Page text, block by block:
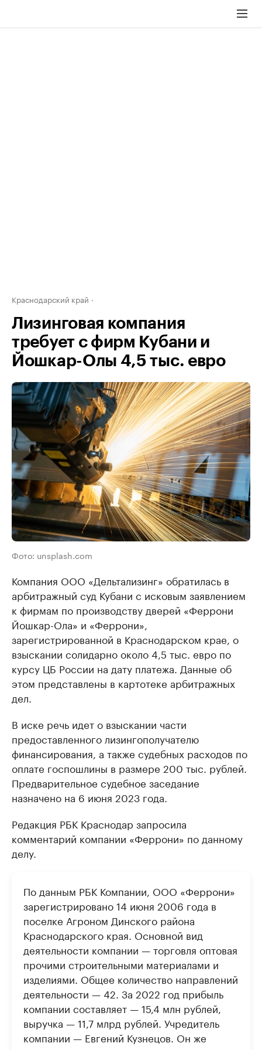
Краснодарский край
Лизинговая компания
требует с фирм Кубани и
Йошкар-Олы 4,5 тыс. евро
Фото: unsplash.com
Компания ООО «Дельтализинг» обратилась в
арбитражный суд Кубани с исковым заявлением
к фирмам по производству дверей «Феррони
Йошкар-Ола» и «Феррони»,
зарегистрированной в Краснодарском крае, о
взыскании солидарно около 4,5 тыс. евро по
курсу ЦБ России на дату платежа. Данные об
этом представлены в картотеке арбитражных
дел.
В иске речь идет о взыскании части
предоставленного лизингополучателю
финансирования, а также судебных расходов по
оплате госпошлины в размере 200 тыс. рублей.
Предварительное судебное заседание
назначено на 6 июня 2023 года.
Редакция РБК Краснодар запросила
комментарий компании «Феррони» по данному
делу.
По данным РБК Компании, ООО «Феррони»
зарегистрировано 14 июня 2006 года в
поселке Агроном Динского района
Краснодарского края. Основной вид
деятельности компании — торговля оптовая
прочими строительными материалами и
изделиями. Общее количество направлений
деятельности — 42. За 2022 год прибыль
компании составляет — 15,4 млн рублей,
выручка — 11,7 млрд рублей. Учредитель
компании — Евгений Кузнецов. Он же